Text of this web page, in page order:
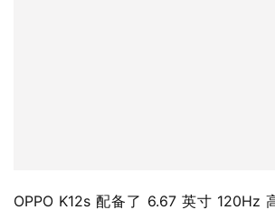
1200nit 峰值亮度，即使在强光环境下